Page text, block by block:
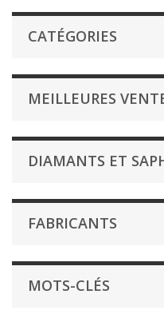
CATÉGORIES
MEILLEURES
DIAMANTS ET
FABRICANTS
MOTS-CLÉS